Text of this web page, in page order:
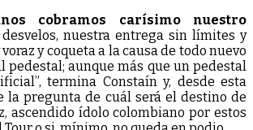
cobramos carísimo nuestro
nuestra entrega sin límites y
y coqueta a la causa de todo nuevo
pedestal; aunque más que un pedestal
termina Constaín y, desde esta
la pregunta de cuál será el destino de
ascendido ídolo colombiano por estos